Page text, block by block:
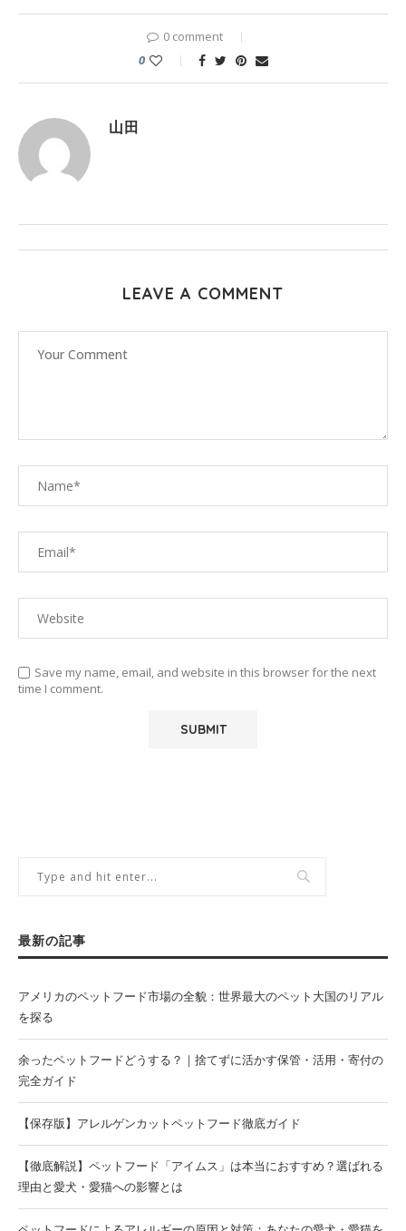
0 comment
0
山田
LEAVE A COMMENT
Save my name, email, and website in this browser for the next
time I comment.
最新の記事
アメリカのペットフード市場の全貌：世界最大のペット大国のリアル
を探る
余ったペットフードどうする？｜捨てずに活かす保管・活用・寄付の
完全ガイド
【保存版】アレルゲンカットペットフード徹底ガイド
【徹底解説】ペットフード「アイムス」は本当におすすめ？選ばれる
理由と愛犬・愛猫への影響とは